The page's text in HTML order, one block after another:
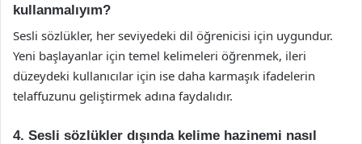
kullanmalıyım?
Sesli sözlükler, her seviyedeki dil öğrenicisi için uygundur.
Yeni başlayanlar için temel kelimeleri öğrenmek, ileri
düzeydeki kullanıcılar için ise daha karmaşık ifadelerin
telaffuzunu geliştirmek adına faydalıdır.
4. Sesli sözlükler dışında kelime hazinemi nasıl